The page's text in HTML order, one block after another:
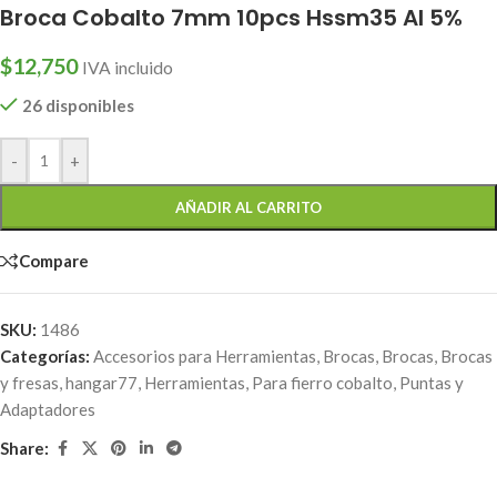
Broca Cobalto 7mm 10pcs Hssm35 Al 5%
$12,750 IVA incluido
26 disponibles
- +
AÑADIR AL CARRITO
Compare
SKU: 1486
Categorías: Accesorios para Herramientas, Brocas, Brocas, Brocas
y fresas,hangar77, Herramientas, Para fierro cobalto, Puntas y
Adaptadores
Share: